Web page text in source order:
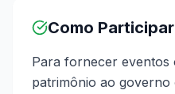
Como Participar
Para fornecer eventos
patrimônio ao governo